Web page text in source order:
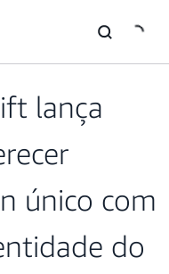
lança
único com
do